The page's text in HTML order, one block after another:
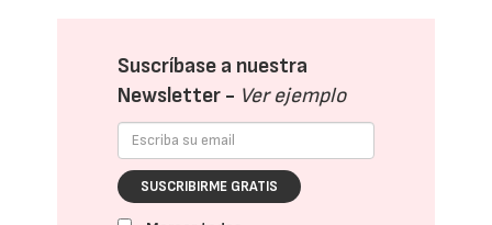
Suscríbase a nuestra
Newsletter - Ver ejemplo
SUSCRIBIRME GRATIS